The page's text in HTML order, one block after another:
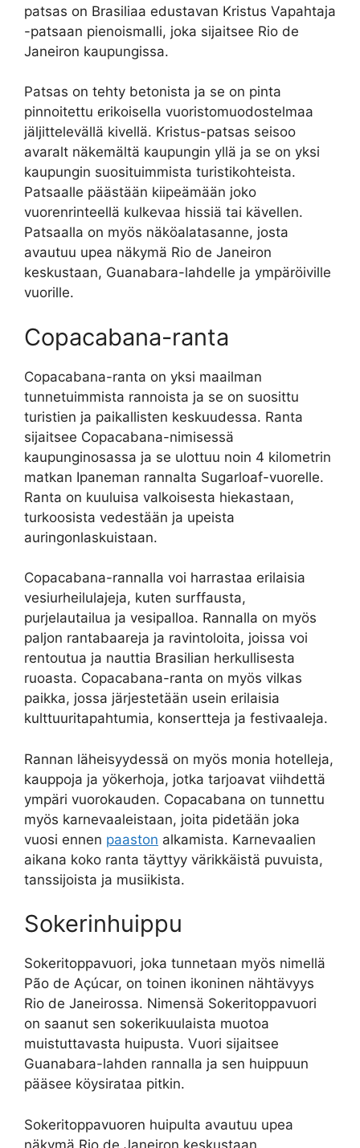
patsas on Brasiliaa edustavan Kristus Vapahtaja
-patsaan pienoismalli, joka sijaitsee Rio de
Janeiron kaupungissa.
Patsas on tehty betonista ja se on pinta
pinnoitettu erikoisella vuoristomuodostelmaa
jäljittelevällä kivellä. Kristus-patsas seisoo
avaralt näkemältä kaupungin yllä ja se on yksi
kaupungin suosituimmista turistikohteista.
Patsaalle päästään kiipeämään joko
vuorenrinteellä kulkevaa hissiä tai kävellen.
Patsaalla on myös näköalatasanne, josta
avautuu upea näkymä Rio de Janeiron
keskustaan, Guanabara-lahdelle ja ympäröiville
vuorille.
Copacabana-ranta
Copacabana-ranta on yksi maailman
tunnetuimmista rannoista ja se on suosittu
turistien ja paikallisten keskuudessa. Ranta
sijaitsee Copacabana-nimisessä
kaupunginosassa ja se ulottuu noin 4 kilometrin
matkan Ipaneman rannalta Sugarloaf-vuorelle.
Ranta on kuuluisa valkoisesta hiekastaan,
turkoosista vedestään ja upeista
auringonlaskuistaan.
Copacabana-rannalla voi harrastaa erilaisia ​​
vesiurheilulajeja, kuten surffausta,
purjelautailua ja vesipalloa. Rannalla on myös
paljon rantabaareja ja ravintoloita, joissa voi
rentoutua ja nauttia Brasilian herkullisesta
ruoasta. Copacabana-ranta on myös vilkas
paikka, jossa järjestetään usein erilaisia
kulttuuritapahtumia, konsertteja ja festivaaleja.
Rannan läheisyydessä on myös monia hotelleja,
kauppoja ja yökerhoja, jotka tarjoavat viihdettä
ympäri vuorokauden. Copacabana on tunnettu
myös karnevaaleistaan, joita pidetään joka
vuosi ennen paaston alkamista. Karnevaalien
aikana koko ranta täyttyy värikkäistä puvuista,
tanssijoista ja musiikista.
Sokerinhuippu
Sokeritoppavuori, joka tunnetaan myös nimellä
Pão de Açúcar, on toinen ikoninen nähtävyys
Rio de Janeirossa. Nimensä Sokeritoppavuori
on saanut sen sokerikuulaista muotoa
muistuttavasta huipusta. Vuori sijaitsee
Guanabara-lahden rannalla ja sen huippuun
pääsee köysirataa pitkin.
Sokeritoppavuoren huipulta avautuu upea
näkymä Rio de Janeiron keskustaan,